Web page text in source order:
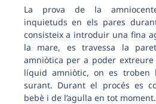
La prova de la
inquietuds en els pares
consisteix a introduir una fina
la mare, es travessa la
amniòtica per a poder
líquid amniòtic, on es troben
surant. Durant el procés es
bebè i de l’agulla en tot moment.